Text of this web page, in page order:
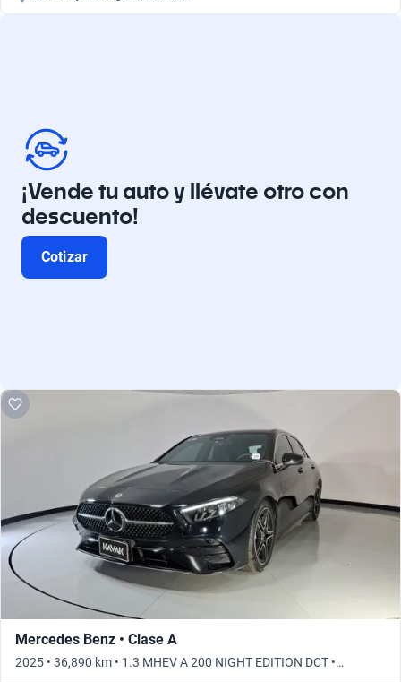
¡Vende tu auto y llévate otro con
descuento!
Cotizar
Mercedes Benz • Clase A
2025 • 36,890 km • 1.3 MHEV A 200 NIGHT EDITION DCT •